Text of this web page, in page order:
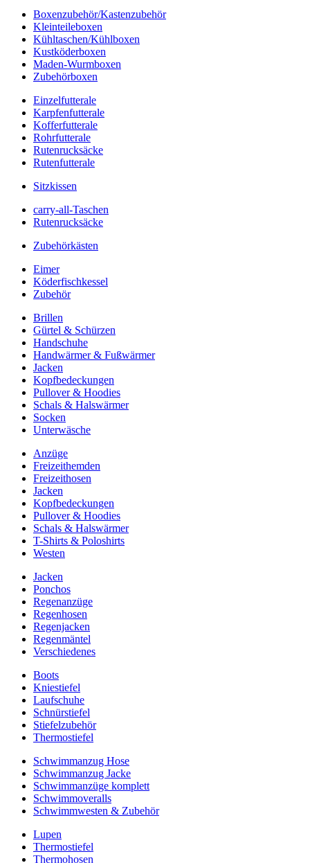
Boxenzubehör/Kastenzubehör
Kleinteileboxen
Kühltaschen/Kühlboxen
Kustköderboxen
Maden-Wurmboxen
Zubehörboxen
Einzelfutterale
Karpfenfutterale
Kofferfutterale
Rohrfutterale
Rutenrucksäcke
Rutenfutterale
Sitzkissen
carry-all-Taschen
Rutenrucksäcke
Zubehörkästen
Eimer
Köderfischkessel
Zubehör
Brillen
Gürtel & Schürzen
Handschuhe
Handwärmer & Fußwärmer
Jacken
Kopfbedeckungen
Pullover & Hoodies
Schals & Halswärmer
Socken
Unterwäsche
Anzüge
Freizeithemden
Freizeithosen
Jacken
Kopfbedeckungen
Pullover & Hoodies
Schals & Halswärmer
T-Shirts & Poloshirts
Westen
Jacken
Ponchos
Regenanzüge
Regenhosen
Regenjacken
Regenmäntel
Verschiedenes
Boots
Kniestiefel
Laufschuhe
Schnürstiefel
Stiefelzubehör
Thermostiefel
Schwimmanzug Hose
Schwimmanzug Jacke
Schwimmanzüge komplett
Schwimmoveralls
Schwimmwesten & Zubehör
Lupen
Thermostiefel
Thermohosen